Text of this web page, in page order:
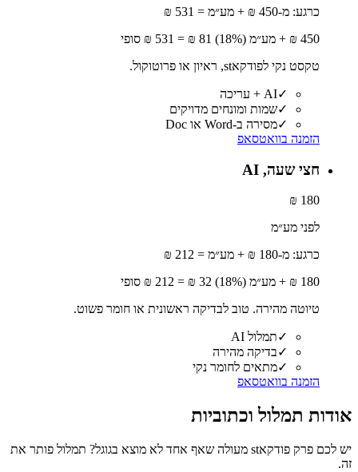
כרגע: מ-450 ₪ + מע״מ = 531 ₪
450 ₪ + מע״מ (18%) 81
₪ =
531 ₪ סופי
טקסט נקי לפודקאst, ראיון או פרוטוקול.
✓AI + עריכה
✓שמות ומונחים מדויקים
✓מסירה ב-Word או Doc
הזמנה בוואטסאפ
חצי שעה, AI
180 ₪
לפני מע״מ
כרגע: מ-180 ₪ + מע״מ = 212 ₪
180 ₪ + מע״מ (18%) 32
₪ =
212 ₪ סופי
טיוטה מהירה. טוב לבדיקה ראשונית או חומר פשוט.
✓תמלול AI
✓בדיקה מהירה
✓מתאים לחומר נקי
הזמנה בוואטסאפ
אודות תמלול וכתוביות
יש לכם פרק פודקאst מעולה שאף אחד לא מוצא בגוגל? תמלול פותר את
זה.